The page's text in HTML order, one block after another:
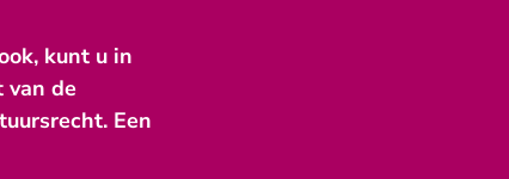
kunt u in
van de
Een